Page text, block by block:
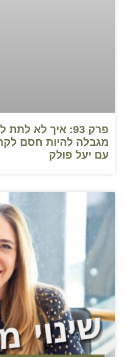
פרק 93: איך לא
מגבלה להיות חסם
עם יעל פולק